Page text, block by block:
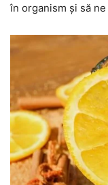
în organism și să